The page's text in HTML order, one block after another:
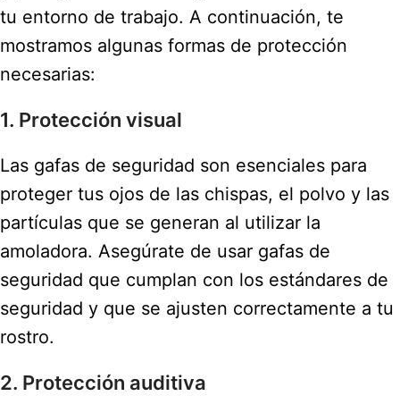
tu entorno de trabajo. A continuación, te
mostramos algunas formas de protección
necesarias:
1. Protección visual
Las gafas de seguridad son esenciales para
proteger tus ojos de las chispas, el polvo y las
partículas que se generan al utilizar la
amoladora. Asegúrate de usar gafas de
seguridad que cumplan con los estándares de
seguridad y que se ajusten correctamente a tu
rostro.
2. Protección auditiva